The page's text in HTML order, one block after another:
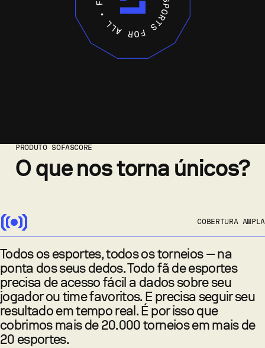
PRODUTO SOFASCORE
O que nos torna únicos?
COBERTURA AMPLA
Todos os esportes, todos os torneios — na
ponta dos seus dedos. Todo fã de esportes
precisa de acesso fácil a dados sobre seu
jogador ou time favoritos. E precisa seguir seu
resultado em tempo real. É por isso que
cobrimos mais de 20.000 torneios em mais de
20 esportes.